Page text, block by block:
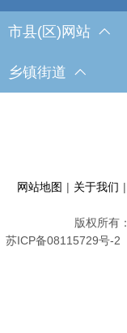
市县(区)网站
乡镇街道
网站地图 | 关于我们 |
版权所有
苏ICP备08115729号-2